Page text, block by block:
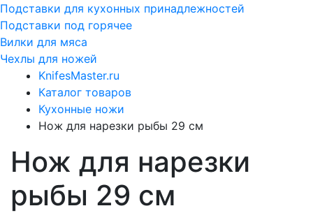
Подставки для кухонных принадлежностей
Подставки под горячее
Вилки для мяса
Чехлы для ножей
KnifesMaster.ru
Каталог товаров
Кухонные ножи
Нож для нарезки рыбы 29 см
Нож для нарезки
рыбы 29 см